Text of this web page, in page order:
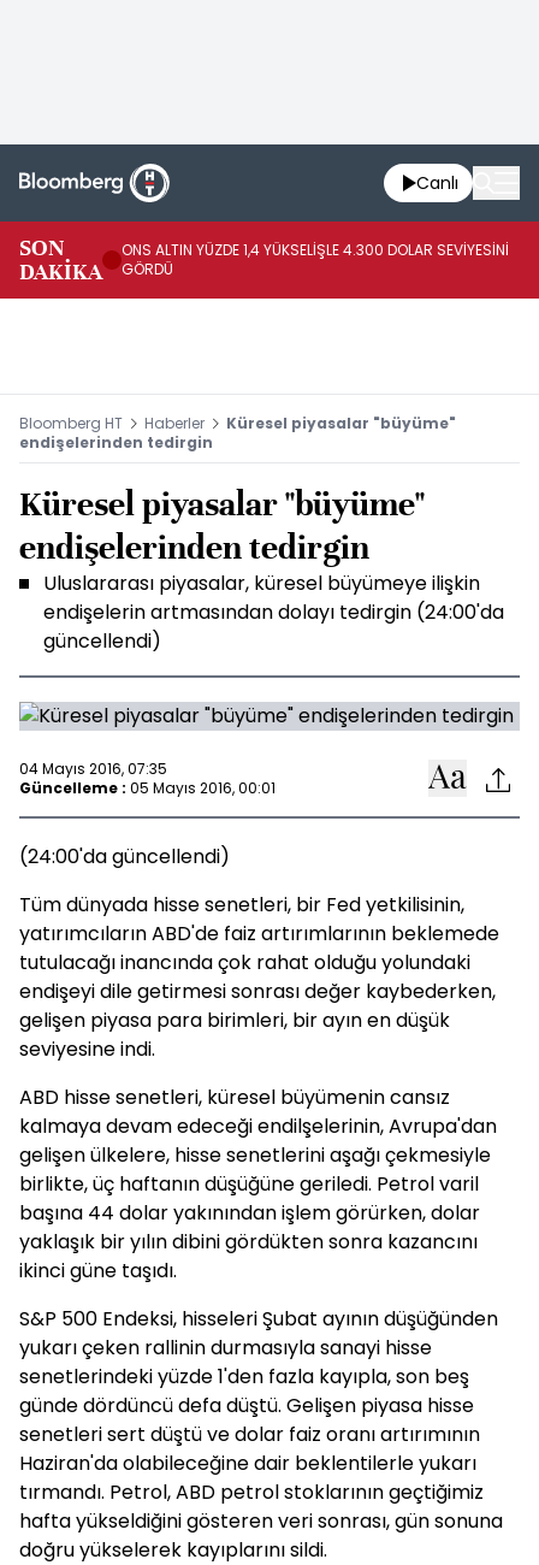
Canlı
SON
DAKİKA
ONS ALTIN YÜZDE 1,4 YÜKSELİŞLE 4.300 DOLAR SEVİYESİNİ
GÖRDÜ
Bloomberg HT Haberler
Küresel piyasalar "büyüme"
endişelerinden tedirgin
Küresel piyasalar "büyüme"
endişelerinden tedirgin
Uluslararası piyasalar, küresel büyümeye ilişkin
endişelerin artmasından dolayı tedirgin (24:00'da
güncellendi)
04 Mayıs 2016, 07:35
Güncelleme : 05 Mayıs 2016, 00:01
(24:00'da güncellendi)
Tüm dünyada hisse senetleri, bir Fed yetkilisinin,
yatırımcıların ABD'de faiz artırımlarının beklemede
tutulacağı inancında çok rahat olduğu yolundaki
endişeyi dile getirmesi sonrası değer kaybederken,
gelişen piyasa para birimleri, bir ayın en düşük
seviyesine indi.
ABD hisse senetleri, küresel büyümenin cansız
kalmaya devam edeceği endilşelerinin, Avrupa'dan
gelişen ülkelere, hisse senetlerini aşağı çekmesiyle
birlikte, üç haftanın düşüğüne geriledi. Petrol varil
başına 44 dolar yakınından işlem görürken, dolar
yaklaşık bir yılın dibini gördükten sonra kazancını
ikinci güne taşıdı.
S&P 500 Endeksi, hisseleri Şubat ayının düşüğünden
yukarı çeken rallinin durmasıyla sanayi hisse
senetlerindeki yüzde 1'den fazla kayıpla, son beş
günde dördüncü defa düştü. Gelişen piyasa hisse
senetleri sert düştü ve dolar faiz oranı artırımının
Haziran'da olabileceğine dair beklentilerle yukarı
tırmandı. Petrol, ABD petrol stoklarının geçtiğimiz
hafta yükseldiğini gösteren veri sonrası, gün sonuna
doğru yükselerek kayıplarını sildi.